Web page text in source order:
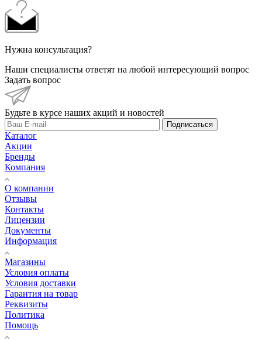
Нужна консультация?
Наши специалисты ответят на любой интересующий вопрос
Задать вопрос
Будьте в курсе наших акций и новостей
Подписаться
Каталог
Акции
Бренды
Компания
О компании
Отзывы
Контакты
Лицензии
Документы
Информация
Магазины
Условия оплаты
Условия доставки
Гарантия на товар
Реквизиты
Политика
Помощь